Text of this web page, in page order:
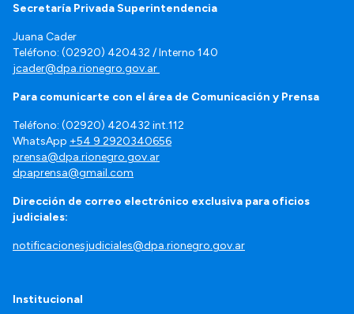
Secretaría Privada Superintendencia
Juana Cader
Teléfono: (02920) 420432 / Interno 140
jcader@dpa.rionegro.gov.ar
Para comunicarte con el área de Comunicación y Prensa
Teléfono: (02920) 420432 int.112
WhatsApp +54 9 2920340656
prensa@dpa.rionegro.gov.ar
dpaprensa@gmail.com
Dirección de correo electrónico exclusiva para oficios
judiciales:
notificacionesjudiciales@dpa.rionegro.gov.ar
Institucional